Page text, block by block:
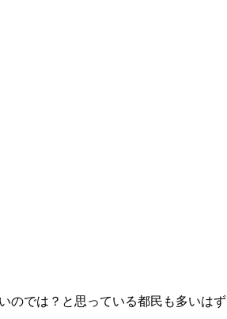
のでは？と思っている都民も多いはず